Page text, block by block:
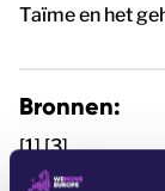
Taïme en het
Bronnen:
[1] [3]
https://